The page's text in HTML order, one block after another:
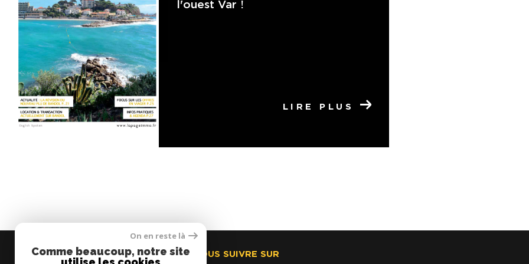
l'ouest Var !
LIRE PLUS
AGENCES BOYER NOUS SUIVRE SUR
On en reste là
Comme beaucoup, notre site